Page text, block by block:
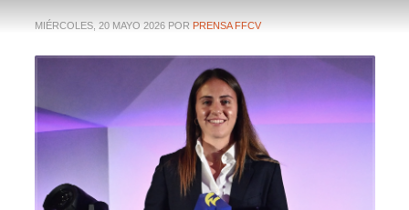
MIÉRCOLES, 20 MAYO 2026 POR PRENSA FFCV